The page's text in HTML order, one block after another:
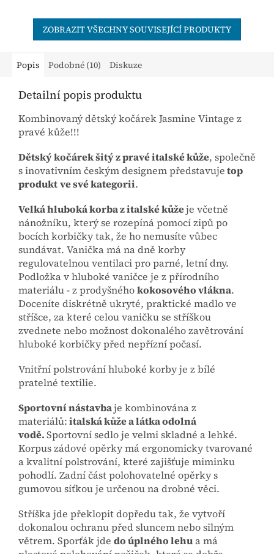
hranatější...
ZOBRAZIT VŠECHNY SOUVISEJÍCÍ PRODUKTY
Popis Podobné (10) Diskuze
Detailní popis produktu
Kombinovaný dětský kočárek Jasmine Vintage z
pravé kůže!!!
Dětský kočárek šitý z pravé italské kůže, společně
s inovativním českým designem představujetop
produktve své kategorii.
Velká hluboká korba z italské kůžeje včetně
nánožníku, který se rozepíná pomocí zipů po
bocích korbičky tak, že ho nemusíte vůbec
sundávat. Vanička má na dně korby
regulovatelnou ventilaci pro parné, letní dny.
Podložka v hluboké vaničce je z přírodního
materiálu - z prodyšnéhokokosového vlákna.
Doceníte diskrétně ukryté, praktické madlo ve
stříšce, za které celou vaničku se stříškou
zvednete nebo možnost dokonalého zavětrování
hluboké korbičky před nepřízní počasí.
Vnitřní polstrování hluboké korby je z bílé
pratelné textilie.
Sportovní nástavbaje kombinována z
materiálů:italská kůže a látka odolná
vodě.Sportovní sedlo je velmi skladné a lehké.
Korpus zádové opěrky má ergonomicky tvarované
a kvalitní polstrování, které zajišťuje miminku
pohodlí. Zadní část polohovatelné opěrky s
gumovou síťkou je určenou na drobné věci.
Stříška jde překlopit dopředu tak, že vytvoří
dokonalou ochranu před sluncem nebo silným
větrem. Sporťák jde do úplného lehua má